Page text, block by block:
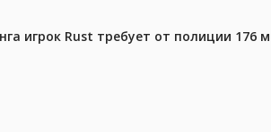
игрок Rust требует от полиции 176